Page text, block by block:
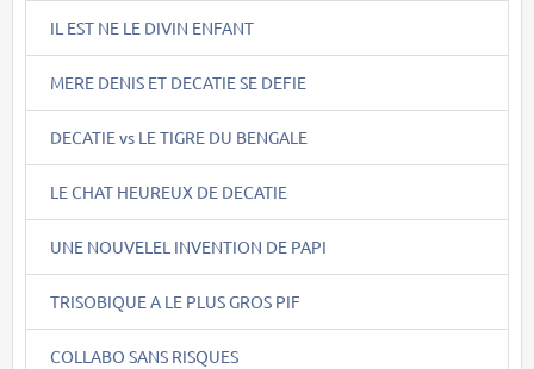
IL EST NE LE DIVIN ENFANT
MERE DENIS ET DECATIE SE DEFIE
DECATIE vs LE TIGRE DU BENGALE
LE CHAT HEUREUX DE DECATIE
UNE NOUVELEL INVENTION DE PAPI
TRISOBIQUE A LE PLUS GROS PIF
COLLABO SANS RISQUES